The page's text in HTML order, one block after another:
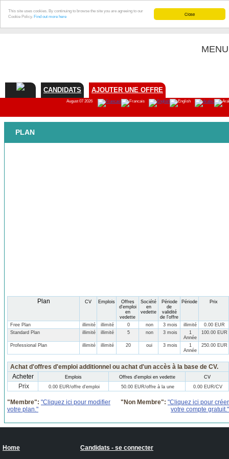
Close
This site uses cookies. By continuing to browse the site you are agreeing to our
Cookie Policy. Find out more here
MENU
CANDIDATS AJOUTER UNE OFFRE
August 07 2026
PLAN
Plan CV Emplois
Offres
d'emploi
en
vedette
Société
en
vedette
Période
de
validité
de l'offre
Période Prix
Free Plan illimité illimité 0 non 3 mois illimité
0.00 EUR
Standard Plan
illimité illimité 5 non 3 mois
1
Année
100.00 EUR
Professional Plan illimité illimité 20 oui 3 mois
1
Année
250.00 EUR
Achat d'offres d'emploi additionnel ou achat d'un accès à la base de CV.
Acheter
Emplois Offres d'emploi en vedette CV
Prix 0.00 EUR/offre d'emploi 50.00 EUR/offre à la une 0.00 EUR/CV
"Membre": "Cliquez ici pour modifier
votre plan."
"Non Membre": "Cliquez ici pour créer
votre compte gratuit."
Home Candidats - se connecter